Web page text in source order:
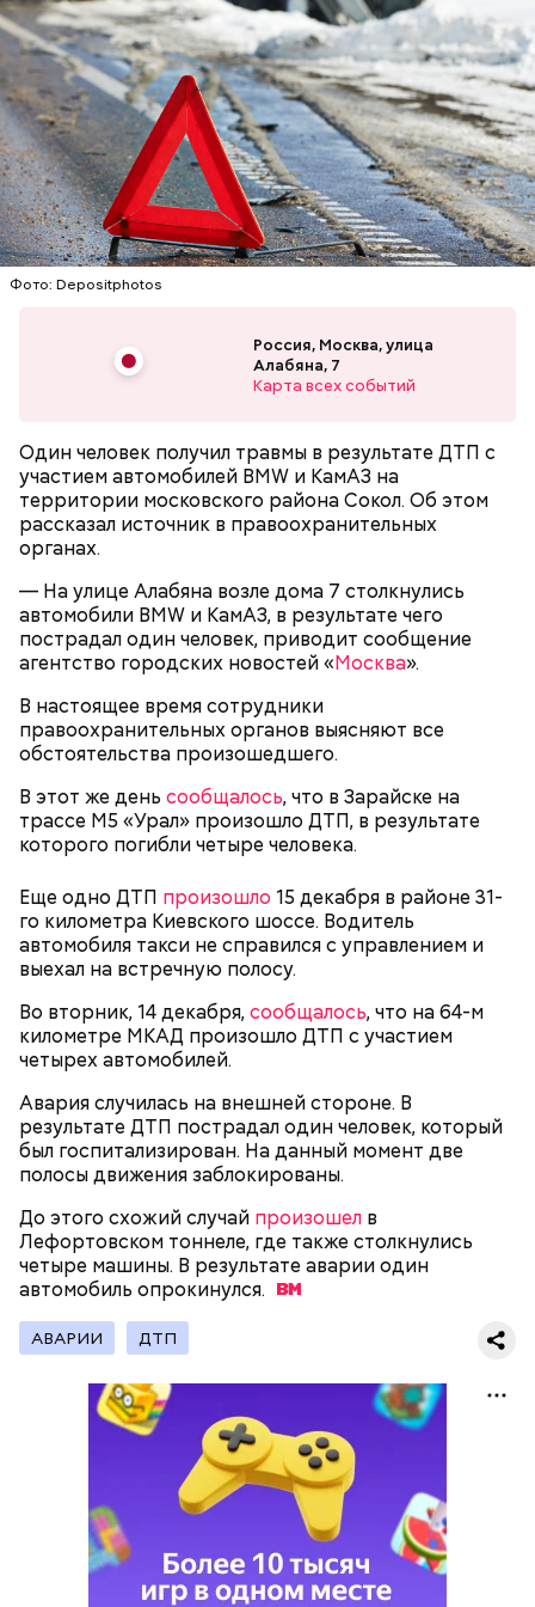
Фото: Depositphotos
Россия, Москва, улица
Алабяна, 7
Карта всех событий
Один человек получил травмы в результате ДТП с
участием автомобилей BMW и КамАЗ на
территории московского района Сокол. Об этом
рассказал источник в правоохранительных
органах.
— На улице Алабяна возле дома 7 столкнулись
автомобили BMW и КамАЗ, в результате чего
пострадал один человек, приводит сообщение
агентство городских новостей «Москва».
В настоящее время сотрудники
правоохранительных органов выясняют все
обстоятельства произошедшего.
В этот же день сообщалось, что в Зарайске на
трассе М5 «Урал» произошло ДТП, в результате
которого погибли четыре человека.
Еще одно ДТП произошло 15 декабря в районе 31-
го километра Киевского шоссе. Водитель
автомобиля такси не справился с управлением и
выехал на встречную полосу.
Во вторник, 14 декабря, сообщалось, что на 64-м
километре МКАД произошло ДТП с участием
четырех автомобилей.
Авария случилась на внешней стороне. В
результате ДТП пострадал один человек, который
был госпитализирован. На данный момент две
полосы движения заблокированы.
До этого схожий случай произошел в
Лефортовском тоннеле, где также столкнулись
четыре машины. В результате аварии один
автомобиль опрокинулся.
АВАРИИ ДТП
Примерно через час после приезда Сушкевич и. о.
Через несколько дней у нее состоялся разговор со
следователем, в котором она попросила проверить
обстоятельства смерти ее ребенка. Эта просьба
которое СМИ с легкой руки
окрестят «делом калининградских врачей».
Фото: Виталий Невар/ТАСС
«Приказ» убить новорожденного
В июне 2019 года Следственный комитет возбудил
уголовное дело в отношении Елены Белой и Элины
Сушкевич. Исполняющую обязанности главврача
обвинили в организации убийства, а
выполнила и этим фактически убила младенца.
До этогосообщалось , что в Москве женщина
лишилась хранившихся в банковской ячейке денег.
Заявительница сообщила, что у нее пропали 20